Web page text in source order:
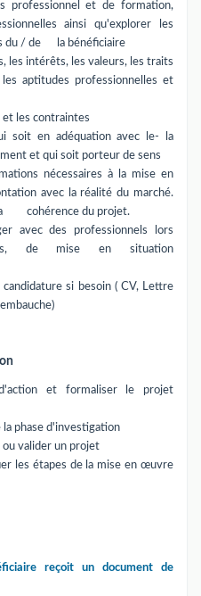
et de formation,
ainsi qu'explorer les
du / de
la bénéficiaire
intérêts, les valeurs, les traits
aptitudes professionnelles et
les contraintes
en adéquation avec le- la
et qui soit porteur de sens
nécessaires à la mise en
avec la réalité du marché.
cohérence du projet.
des professionnels lors
de mise en situation
si besoin ( CV, Lettre
et formaliser le projet
phase d'investigation
valider un projet
les étapes de la mise en œuvre
reçoit un document de